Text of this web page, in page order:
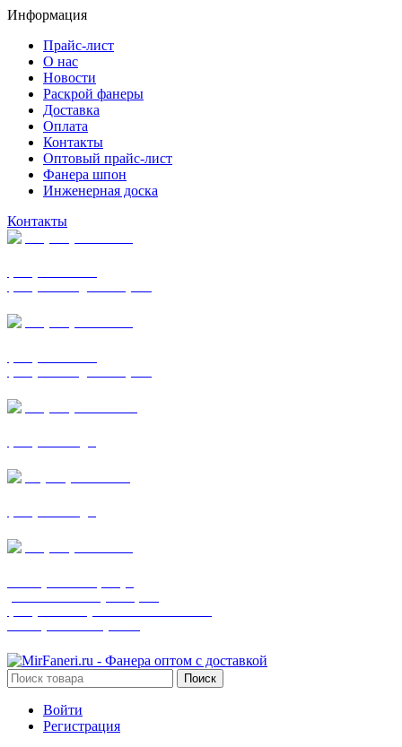
Информация
Прайс-лист
О нас
Новости
Раскрой фанеры
Доставка
Оплата
Контакты
Оптовый прайс-лист
Фанера шпон
Инженерная доска
Контакты
Поиск
Войти
Регистрация